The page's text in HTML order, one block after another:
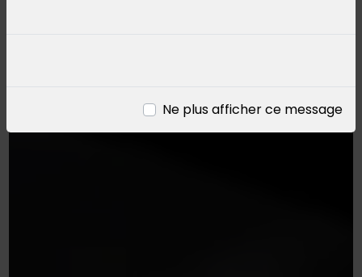
Ne plus afficher ce message